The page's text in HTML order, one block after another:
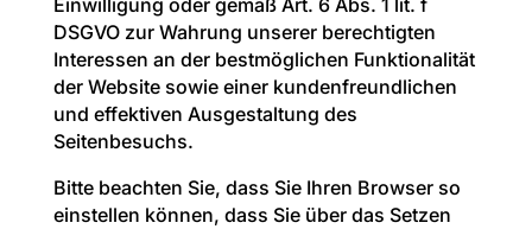
Einwilligung oder gemäß Art. 6 Abs. 1 lit. f
DSGVO zur Wahrung unserer berechtigten
Interessen an der bestmöglichen Funktionalität
der Website sowie einer kundenfreundlichen
und effektiven Ausgestaltung des
Seitenbesuchs.
Bitte beachten Sie, dass Sie Ihren Browser so
einstellen können, dass Sie über das Setzen